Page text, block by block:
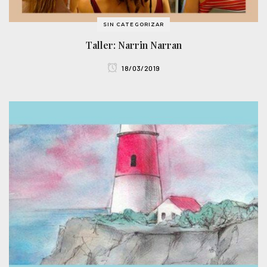
SIN CATEGORIZAR
Taller: Narrin Narran
18/03/2019